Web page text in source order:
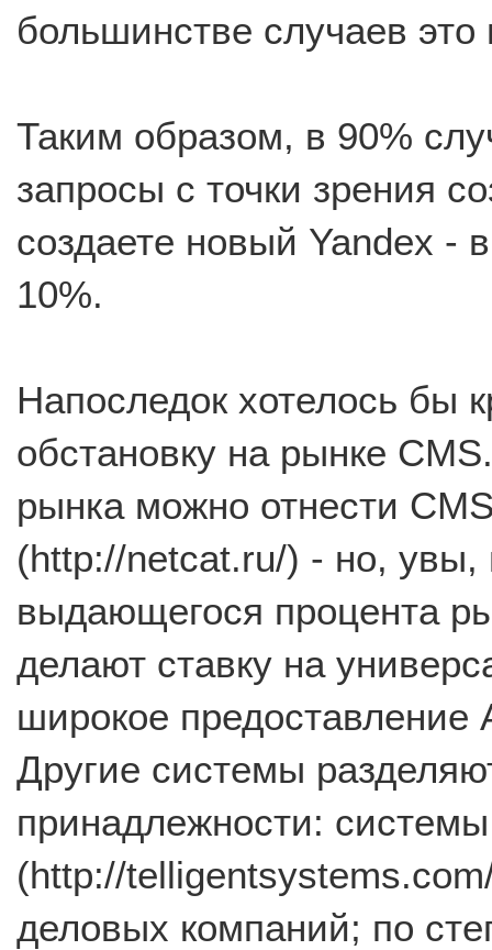
большинстве случаев
Таким образом, в 90%
запросы с точки зрения
создаете новый Yandex -
10%.
Напоследок хотелось бы
обстановку на рынке
рынка можно отнести
(http://netcat.ru/) - но, увы,
выдающегося процента
делают ставку на
широкое
Другие системы
принадлежности:
(http://
деловых компаний; по